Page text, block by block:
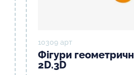
10309 арт
Фігури
2D.3D